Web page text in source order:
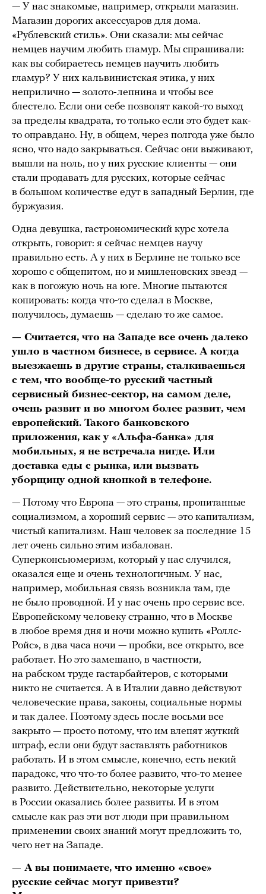
— У нас знакомые, например, открыли магазин.
Магазин дорогих аксессуаров для дома.
«Рублевский стиль». Они сказали: мы сейчас
немцев научим любить гламур. Мы спрашивали:
как вы собираетесь немцев научить любить
гламур? У них кальвинистская этика, у них
неприлично — золото-лепнина и чтобы все
блестело. Если они себе позволят какой-то выход
за пределы квадрата, то только если это будет как-
то оправдано. Ну, в общем, через полгода уже было
ясно, что надо закрываться. Сейчас они выживают,
вышли на ноль, но у них русские клиенты — они
стали продавать для русских, которые сейчас
в большом количестве едут в западный Берлин, где
буржуазия.
Одна девушка, гастрономический курс хотела
открыть, говорит: я сейчас немцев научу
правильно есть. А у них в Берлине не только все
хорошо с общепитом, но и мишленовских звезд —
как в погожую ночь на юге. Многие пытаются
копировать: когда что-то сделал в Москве,
получилось, думаешь — сделаю то же самое.
— Считается, что на Западе все очень далеко
ушло в частном бизнесе, в сервисе. А когда
выезжаешь в другие страны, сталкиваешься
с тем, что вообще-то русский частный
сервисный бизнес-сектор, на самом деле,
очень развит и во многом более развит, чем
европейский. Такого банковского
приложения, как у «Альфа-банка» для
мобильных, я не встречала нигде. Или
доставка еды с рынка, или вызвать
уборщицу одной кнопкой в телефоне.
— Потому что Европа — это страны, пропитанные
социализмом, а хороший сервис — это капитализм,
чистый капитализм. Наш человек за последние 15
лет очень сильно этим избалован.
Суперконсьюмеризм, который у нас случился,
оказался еще и очень технологичным. У нас,
например, мобильная связь возникла там, где
не было проводной. И у нас очень про сервис все.
Европейскому человеку странно, что в Москве
в любое время дня и ночи можно купить «Роллс-
Ройс», в два часа ночи — пробки, все открыто, все
работает. Но это замешано, в частности,
на рабском труде гастарбайтеров, с которыми
никто не считается. А в Италии давно действуют
человеческие права, законы, социальные нормы
и так далее. Поэтому здесь после восьми все
закрыто — просто потому, что им влепят жуткий
штраф, если они будут заставлять работников
работать. И в этом смысле, конечно, есть некий
парадокс, что что-то более развито, что-то менее
развито. Действительно, некоторые услуги
в России оказались более развиты. И в этом
смысле как раз эти вот люди при правильном
применении своих знаний могут предложить то,
чего нет на Западе.
— А вы понимаете, что именно «свое»
русские сейчас могут привезти?